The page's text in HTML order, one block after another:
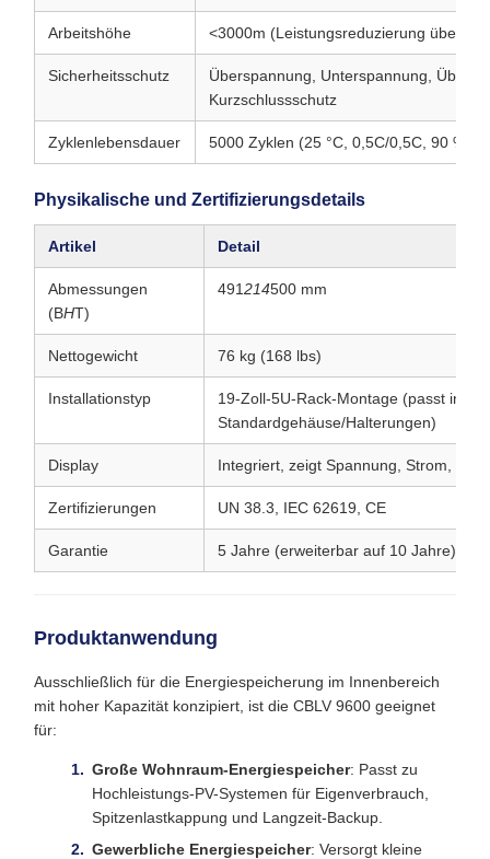
Arbeitshöhe <3000m (Leistungsreduzierung über
Sicherheitsschutz
Überspannung, Unterspannung,
Kurzschlussschutz
Zyklenlebensdauer 5000 Zyklen (25 °C, 0,5C/0,5C, 90 %
Physikalische und Zertifizierungsdetails
Artikel Detail
Abmessungen
(BHT)
491214500 mm
Nettogewicht 76 kg (168 lbs)
Installationstyp
19-Zoll-5U-Rack-Montage (passt in
Standardgehäuse/Halterungen)
Display Integriert, zeigt Spannung, Strom,
Zertifizierungen UN 38.3, IEC 62619, CE
Garantie 5 Jahre (erweiterbar auf 10 Jahre)
Produktanwendung
Ausschließlich für die Energiespeicherung im Innenbereich
mit hoher Kapazität konzipiert, ist die CBLV 9600 geeignet
für:
Große Wohnraum-Energiespeicher: Passt zu
Hochleistungs-PV-Systemen für Eigenverbrauch,
Spitzenlastkappung und Langzeit-Backup.
Gewerbliche Energiespeicher: Versorgt kleine